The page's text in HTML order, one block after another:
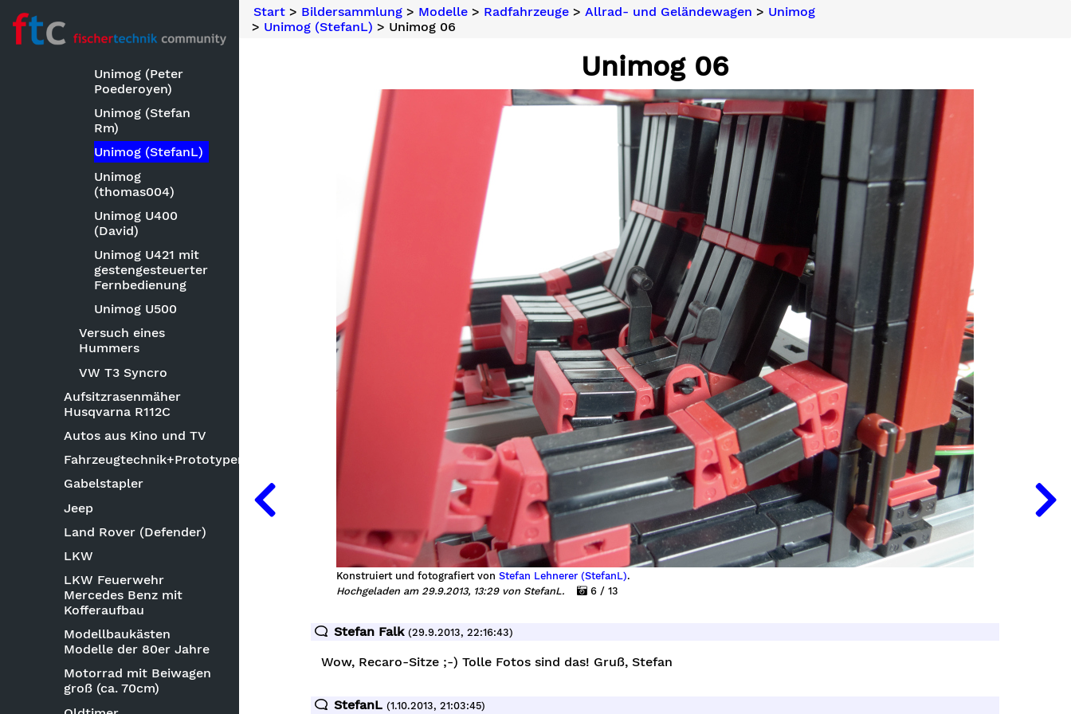
Unimog (Peter
Poederoyen)
Unimog (Stefan
Rm)
Unimog (StefanL)
Unimog
(thomas004)
Unimog U400
(David)
Unimog U421 mit
gestengesteuerter
Fernbedienung
Unimog U500
Versuch eines
Hummers
VW T3 Syncro
Aufsitzrasenmäher
Husqvarna R112C
Autos aus Kino und TV
Fahrzeugtechnik+Prototypen
Gabelstapler
Jeep
Land Rover (Defender)
LKW
LKW Feuerwehr
Mercedes Benz mit
Kofferaufbau
Modellbaukästen
Modelle der 80er Jahre
Motorrad mit Beiwagen
groß (ca. 70cm)
Start> Bildersammlung> Modelle> Radfahrzeuge> Allrad- und Geländewagen > Unimog
> Unimog (StefanL) > Unimog 06
Unimog 06
Konstruiert und fotografiert von Stefan Lehnerer (StefanL).
Hochgeladen am 29.9.2013, 13:29 von StefanL.
6 / 13
Stefan Falk (29.9.2013, 22:16:43)
Wow, Recaro-Sitze ;-) Tolle Fotos sind das! Gruß, Stefan
StefanL (1.10.2013, 21:03:45)